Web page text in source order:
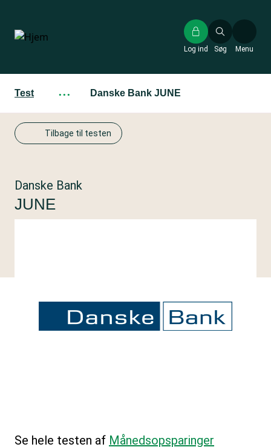
hovedindhold
Søg
Log ind Menu
Test ··· Danske Bank JUNE
Tilbage til testen
Danske Bank
JUNE
Se hele testen af Månedsopsparinger